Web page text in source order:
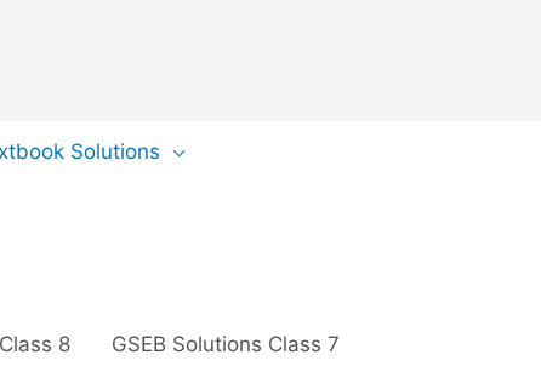
Solutions
8 GSEB Solutions Class 7